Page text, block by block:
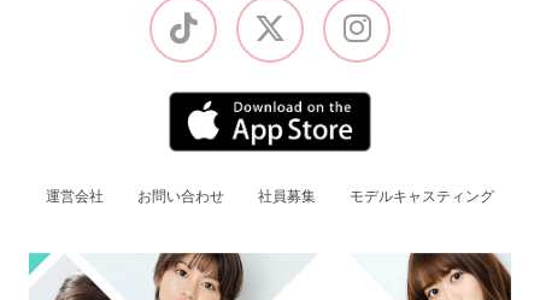
運営会社 お問い合わせ 社員募集 モデルキャスティング